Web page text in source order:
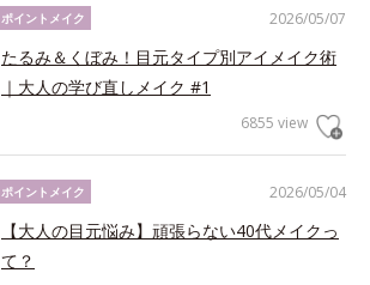
2026/05/07
ポイントメイク
たるみ＆くぼみ！目元タイプ別アイメイク術
｜大人の学び直しメイク #1
6855 view
2026/05/04
ポイントメイク
【大人の目元悩み】頑張らない40代メイクっ
て？